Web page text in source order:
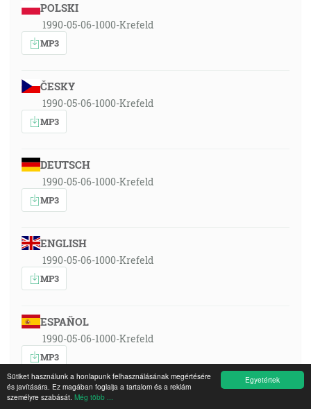
Egyetértek
Sütiket használunk a honlapunk felhasználásának megértésére
és javítására. Ez magában foglalja a tartalom és a reklám
személyre szabását. Még több ...
POLSKI
1990-05-06-1000-Krefeld
MP3
ČESKY
1990-05-06-1000-Krefeld
MP3
DEUTSCH
1990-05-06-1000-Krefeld
MP3
ENGLISH
1990-05-06-1000-Krefeld
MP3
ESPAÑOL
1990-05-06-1000-Krefeld
MP3
FRANÇAIS